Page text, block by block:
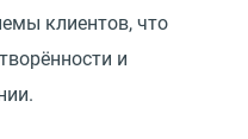
клиентов, что
и